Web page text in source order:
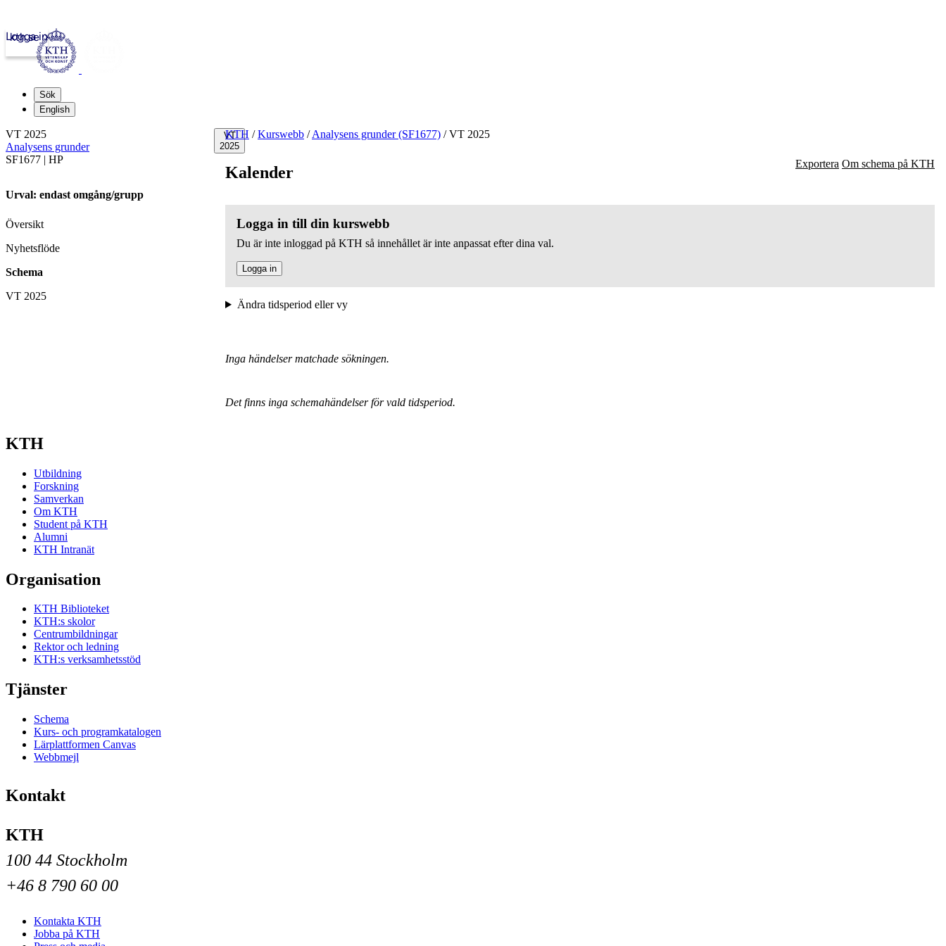
kth.se
Logga in
Sök
English
VT
2025
KTH / Kurswebb / Analysens grunder (SF1677) /VT 2025
Kalender Exportera Om schema på KTH
Logga in till din kurswebb
Du är inte inloggad på KTH så innehållet är inte anpassat efter dina val.
Logga in
Ändra tidsperiod eller vy
Inga händelser matchade sökningen.
Det finns inga schemahändelser för vald tidsperiod.
VT 2025
Analysens grunder
SF1677 | HP
Urval: endast omgång/grupp
Översikt
Nyhetsflöde
Schema
VT 2025
KTH
Utbildning
Forskning
Samverkan
Om KTH
Student på KTH
Alumni
KTH Intranät
Organisation
KTH Biblioteket
KTH:s skolor
Centrumbildningar
Rektor och ledning
KTH:s verksamhetsstöd
Tjänster
Schema
Kurs- och programkatalogen
Lärplattformen Canvas
Webbmejl
Kontakt
KTH
100 44 Stockholm
+46 8 790 60 00
Kontakta KTH
Jobba på KTH